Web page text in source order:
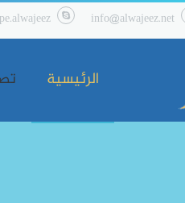
info@alwajeez.net
الرئيسية